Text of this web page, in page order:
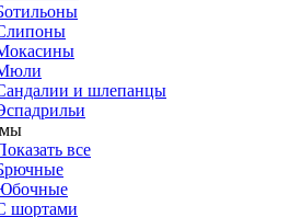
и шлепанцы
все
шортами